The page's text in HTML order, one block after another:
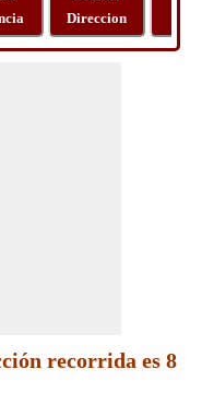
Direccion
recorrida es 8